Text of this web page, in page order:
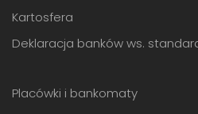
Kartosfera
Deklaracja banków ws.
Placówki i bankomaty